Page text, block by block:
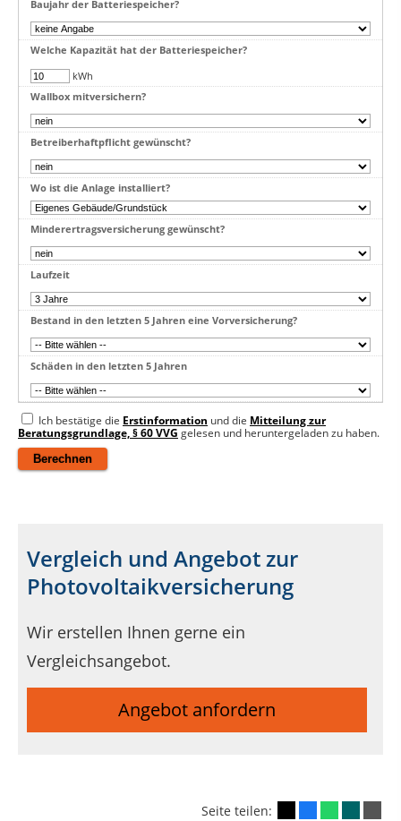
Baujahr der Batteriespeicher?
Welche Kapazität hat der Batteriespeicher?
kWh
Wallbox mitversichern?
Betreiberhaftpflicht gewünscht?
Wo ist die Anlage installiert?
Minderertragsversicherung gewünscht?
Laufzeit
Bestand in den letzten 5 Jahren eine Vorversicherung?
Schäden in den letzten 5 Jahren
Ich bestätige die Erstinformation und die Mitteilung zur
Beratungsgrundlage, § 60 VVG gelesen und heruntergeladen zu haben.
Vergleich und Angebot zur
Photovoltaikversicherung
Wir erstellen Ihnen gerne ein
Vergleichsangebot.
Angebot anfordern
Seite teilen: